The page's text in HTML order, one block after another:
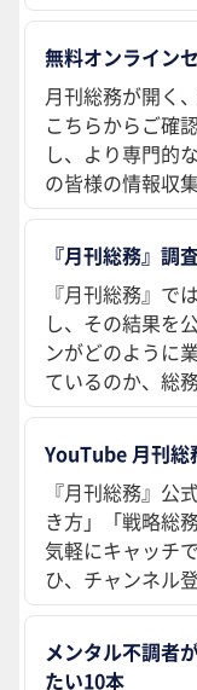
無料オンライン
月刊総務が開く
こちらからご確
し、より専門的
の皆様の情報収
『月刊総務』調
『月刊総務』で
し、その結果を
ンがどのように
ているのか、総
YouTube 月刊総
『月刊総務』
き方」「戦略総
気軽にキャッチ
ひ、チャンネル
メンタル不調者
たい10本